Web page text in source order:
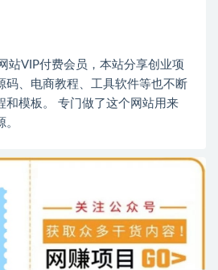
站VIP付费会员，本站分享创业项
码、电商教程、工具软件等也不断
和模板。 专门做了这个网站用来